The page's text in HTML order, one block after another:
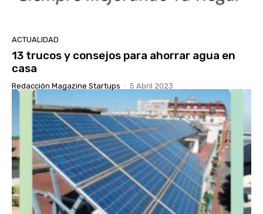
ACTUALIDAD
13 trucos y consejos para ahorrar agua en
casa
Redacción Magazine Startups - 5 Abril 2023